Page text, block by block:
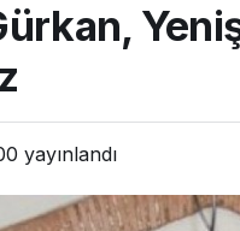
yayınlandı